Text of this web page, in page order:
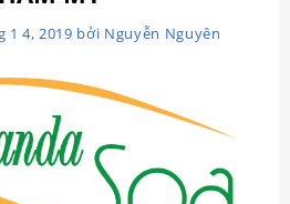
1 4, 2019 bởi Nguyễn Nguyên